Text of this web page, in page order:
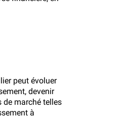
peut évoluer
devenir
de marché telles
à